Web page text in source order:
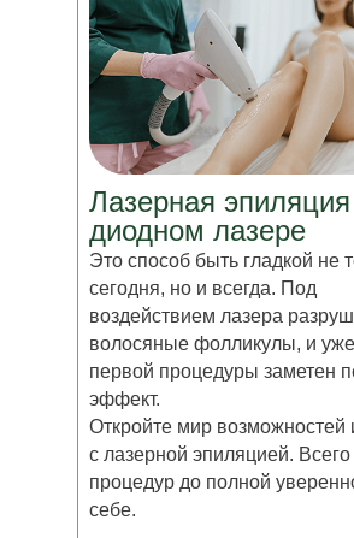
Лазерная
диодном лазере
Это способ быть гладкой не
сегодня, но и всегда. Под
воздействием лазера
волосяные фолликулы, и
первой процедуры заметен
эффект.
Откройте мир возможностей
с лазерной эпиляцией.
процедур до полной
себе.